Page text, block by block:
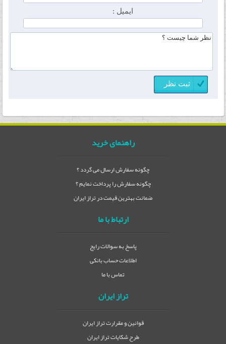
ایمیل :
راهنمای خرید
چگونه سفارش ارسال می گردد ؟
چگونه سفارش را پرداخت نمایم ؟
ضمانت بهترین قیمت در تراز ایران
ارتباط با ما
پاسخ به سوالات رایج
اطلاعات حساب بانکی
تماس با ما
تراز ایران
قوانین و مقرارت تراز ایران
طرح شکایات تراز ایران